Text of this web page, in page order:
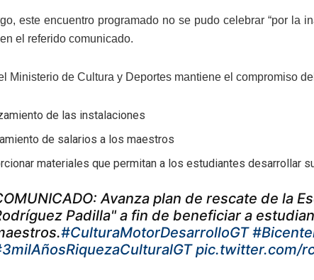
este encuentro programado no se pudo celebrar “por la
el referido comunicado.
Ministerio de Cultura y Deportes mantiene el compromiso
de las instalaciones
de salarios a los maestros
materiales que permitan a los estudiantes desarrollar
Avanza plan de rescate de la
Padilla" a fin de beneficiar a
#CulturaMotorDesarrolloGT
pic.twitter.com/